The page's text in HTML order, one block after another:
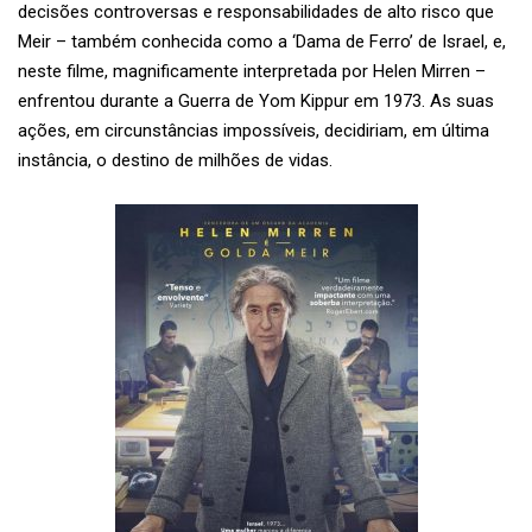
decisões controversas e responsabilidades de alto risco que
Meir – também conhecida como a ‘Dama de Ferro’ de Israel, e,
neste filme, magnificamente interpretada por Helen Mirren –
enfrentou durante a Guerra de Yom Kippur em 1973. As suas
ações, em circunstâncias impossíveis, decidiriam, em última
instância, o destino de milhões de vidas.